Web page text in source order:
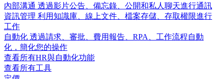
內部溝通 透過影片公告、備忘錄、公開和私人聊天進行通訊
資訊管理 利用知識庫、線上文件、檔案存儲、存取權限進行
工作
自動化 透過請求、審批、費用報告、RPA、工作流程自動
化，簡化您的操作
查看所有HR與自動化功能
查看所有工具